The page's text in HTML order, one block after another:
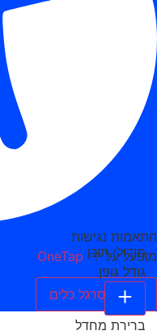
התאמות נגישות
מופעל על ידי OneTap
הסתר סרגל כלים
מודולי תוכן
גודל גופן
ברירת מחדל